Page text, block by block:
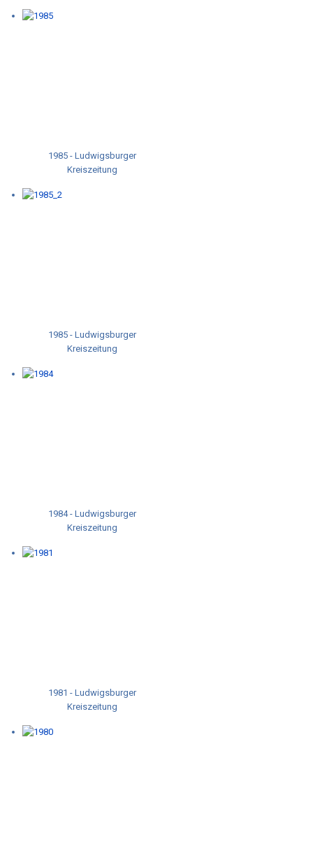
1985 - Ludwigsburger
Kreiszeitung
1985 - Ludwigsburger
Kreiszeitung
1984 - Ludwigsburger
Kreiszeitung
1981 - Ludwigsburger
Kreiszeitung